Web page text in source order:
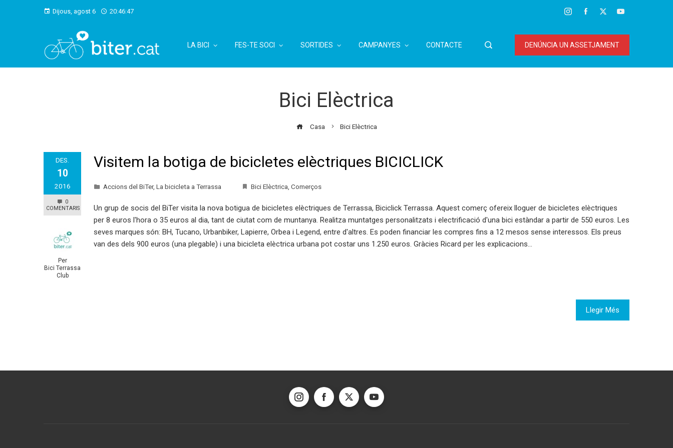
Dijous, agost 6 20:46:47
LA BICI FES-TE SOCI SORTIDES CAMPANYES CONTACTE DENÚNCIA UN ASSETJAMENT
Bici Elèctrica
Casa Bici Elèctrica
DES.
10
2016
0
COMENTARIS
Per
Bici Terrassa
Club
Visitem la botiga de bicicletes elèctriques BICICLICK
Accions del BiTer, La bicicleta a Terrassa Bici Elèctrica Comerços
Un grup de socis del BiTer visita la nova botigua de bicicletes elèctriques de Terrassa, Biciclick Terrassa. Aquest comerç ofereix lloguer de bicicletes elèctriques
per 8 euros l'hora o 35 euros al dia, tant de ciutat com de muntanya. Realitza muntatges personalitzats i electrificació d'una bici estàndar a partir de 550 euros. Les
seves marques són: BH, Tucano, Urbanbiker, Lapierre, Orbea i Legend, entre d'altres. Es poden financiar les compres fins a 12 mesos sense interessos. Els preus
van des dels 900 euros (una plegable) i una bicicleta elèctrica urbana pot costar uns 1.250 euros. Gràcies Ricard per les explicacions…
Llegir Més